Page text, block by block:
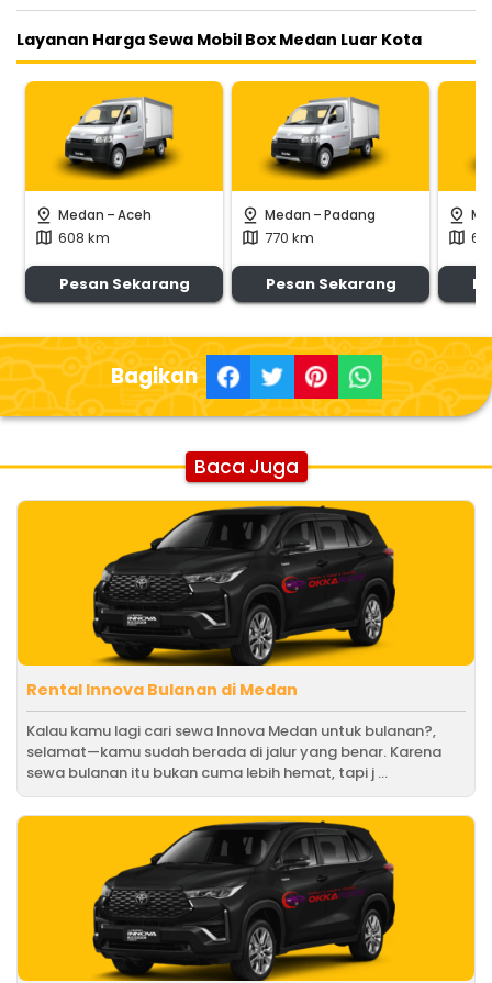
Layanan Harga Sewa Mobil Box Medan Luar Kota
pin_drop Medan -Aceh
map 608 km
Pesan Sekarang
pin_drop Medan -Padang
map 770 km
Pesan Sekarang
pin_drop
map
Bagikan
Baca Juga
Rental Innova Bulanan di Medan
Kalau kamu lagi cari sewa Innova Medan untuk bulanan?,
selamat—kamu sudah berada di jalur yang benar. Karena
sewa bulanan itu bukan cuma lebih hemat, tapi j ...